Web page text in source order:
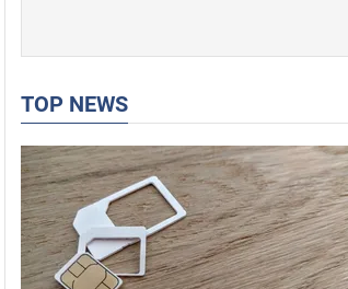
TOP NEWS